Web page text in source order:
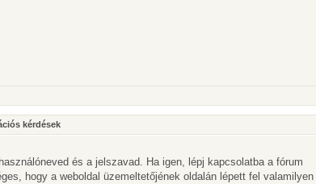
kérdések
és a jelszavad. Ha igen, lépj kapcsolatba a fórum
hogy a weboldal üzemeltetőjének oldalán lépett fel valamilyen